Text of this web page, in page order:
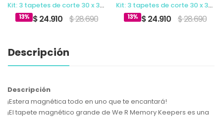
Kit: 3 tapetes de corte 30 x 30 cm
13% $ 24.910 $ 28.690
Kit: 3 tapetes de corte 30 x 30 cm
13% $ 24.910 $ 28.690
Descripción
Descripción
¡Estera magnética todo en uno que te encantará!
¡El tapete magnético grande de We R Memory Keepers es una